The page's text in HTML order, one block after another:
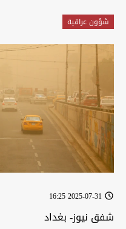
شؤون عراقية
2025-07-31 16:25
شفق نيوز- بغداد